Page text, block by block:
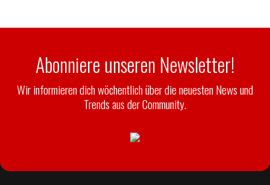
Abonniere unseren Newsletter!
Wir informieren dich wöchentlich über die neuesten News und
Trends aus der Community.